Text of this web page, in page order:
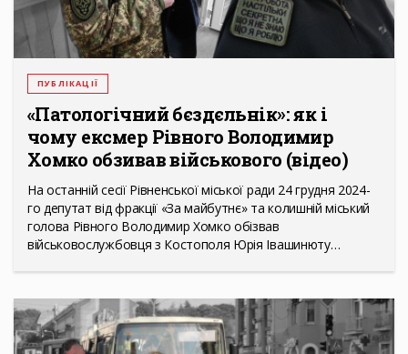
ПУБЛІКАЦІЇ
«Патологічний бєздєльнік»: як і
чому ексмер Рівного Володимир
Хомко обзивав військового (відео)
На останній сесії Рівненської міської ради 24 грудня 2024-
го депутат від фракції «За майбутнє» та колишній міський
голова Рівного Володимир Хомко обізвав
військовослужбовця з Костополя Юрія Івашинюту…